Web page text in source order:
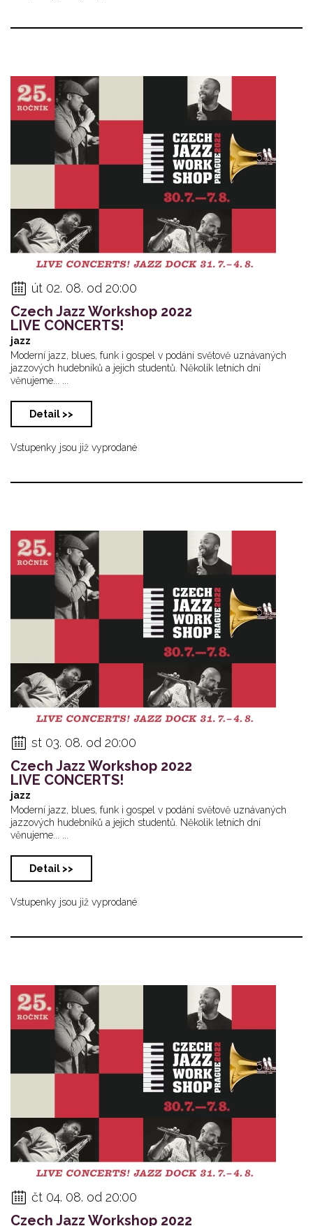
út 02. 08. od 20:00
Czech Jazz Workshop 2022
LIVE CONCERTS!
jazz
Moderní jazz, blues, funk i gospel v podání světově uznávaných
jazzových hudebníků a jejich studentů. Několik letních dní
věnujeme... ...
Detail >>
Vstupenky jsou již vyprodané
st 03. 08. od 20:00
Czech Jazz Workshop 2022
LIVE CONCERTS!
jazz
Moderní jazz, blues, funk i gospel v podání světově uznávaných
jazzových hudebníků a jejich studentů. Několik letních dní
věnujeme... ...
Detail >>
Vstupenky jsou již vyprodané
čt 04. 08. od 20:00
Czech Jazz Workshop 2022